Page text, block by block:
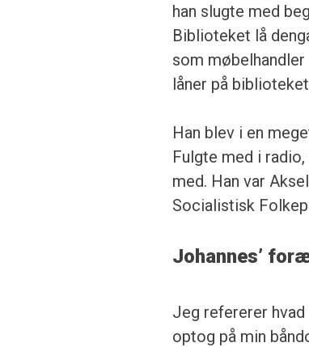
han slugte med
Biblioteket lå
som
låner på
Han blev i en
Fulgte med i
med. Han var
Socialistisk
Johannes’
Jeg refererer
optog på min